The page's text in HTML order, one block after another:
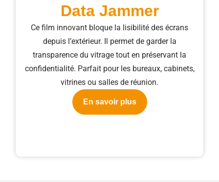
Data Jammer​
Ce film innovant bloque la lisibilité des écrans
depuis l’extérieur. Il permet de garder la
transparence du vitrage tout en préservant la
confidentialité. Parfait pour les bureaux, cabinets,
vitrines ou salles de réunion.
En savoir plus